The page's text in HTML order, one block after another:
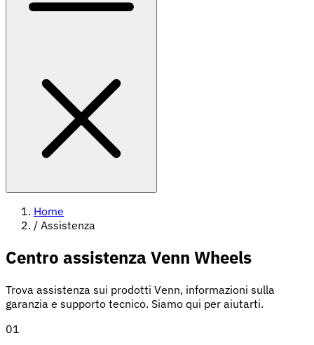
Home
/ Assistenza
Centro assistenza Venn Wheels
Trova assistenza sui prodotti Venn, informazioni sulla
garanzia e supporto tecnico. Siamo qui per aiutarti.
01